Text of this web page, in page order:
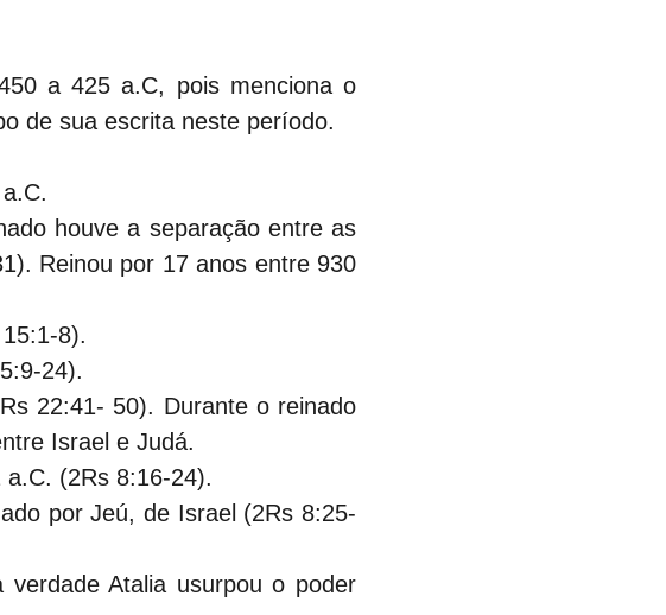
a 425 a.C, pois menciona o
de sua escrita neste período.
houve a separação entre as
Reinou por 17 anos entre 930
8).
24).
22:41- 50). Durante o reinado
Israel e Judá.
(2Rs 8:16-24).
por Jeú, de Israel (2Rs 8:25-
Atalia usurpou o poder